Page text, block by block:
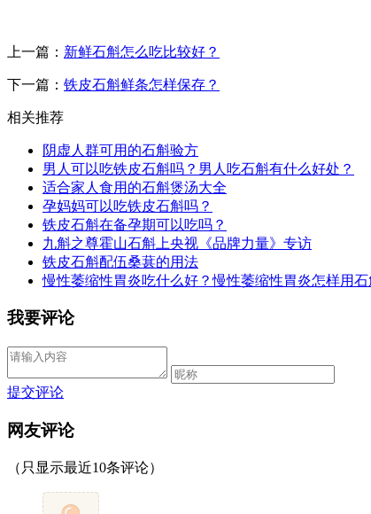
上一篇： 新鲜石斛怎么吃比较好？
下一篇： 铁皮石斛鲜条怎样保存？
相关推荐
阴虚人群可用的石斛验方
男人可以吃铁皮石斛吗？男人吃石斛有什么好处？
适合家人食用的石斛煲汤大全
孕妈妈可以吃铁皮石斛吗？
铁皮石斛在备孕期可以吃吗？
九斛之尊霍山石斛上央视《品牌力量》专访
铁皮石斛配伍桑葚的用法
慢性萎缩性胃炎吃什么好？慢性萎缩性胃炎怎样用石
我要评论
提交评论
网友评论
（只显示最近10条评论）